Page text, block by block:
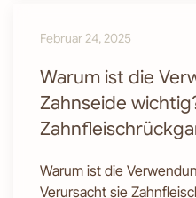
Februar 24, 2025
Warum ist die
Zahnseide
Warum ist die
Verursacht sie